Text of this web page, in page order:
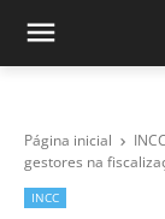
Página inicial INCC
gestores na
INCC